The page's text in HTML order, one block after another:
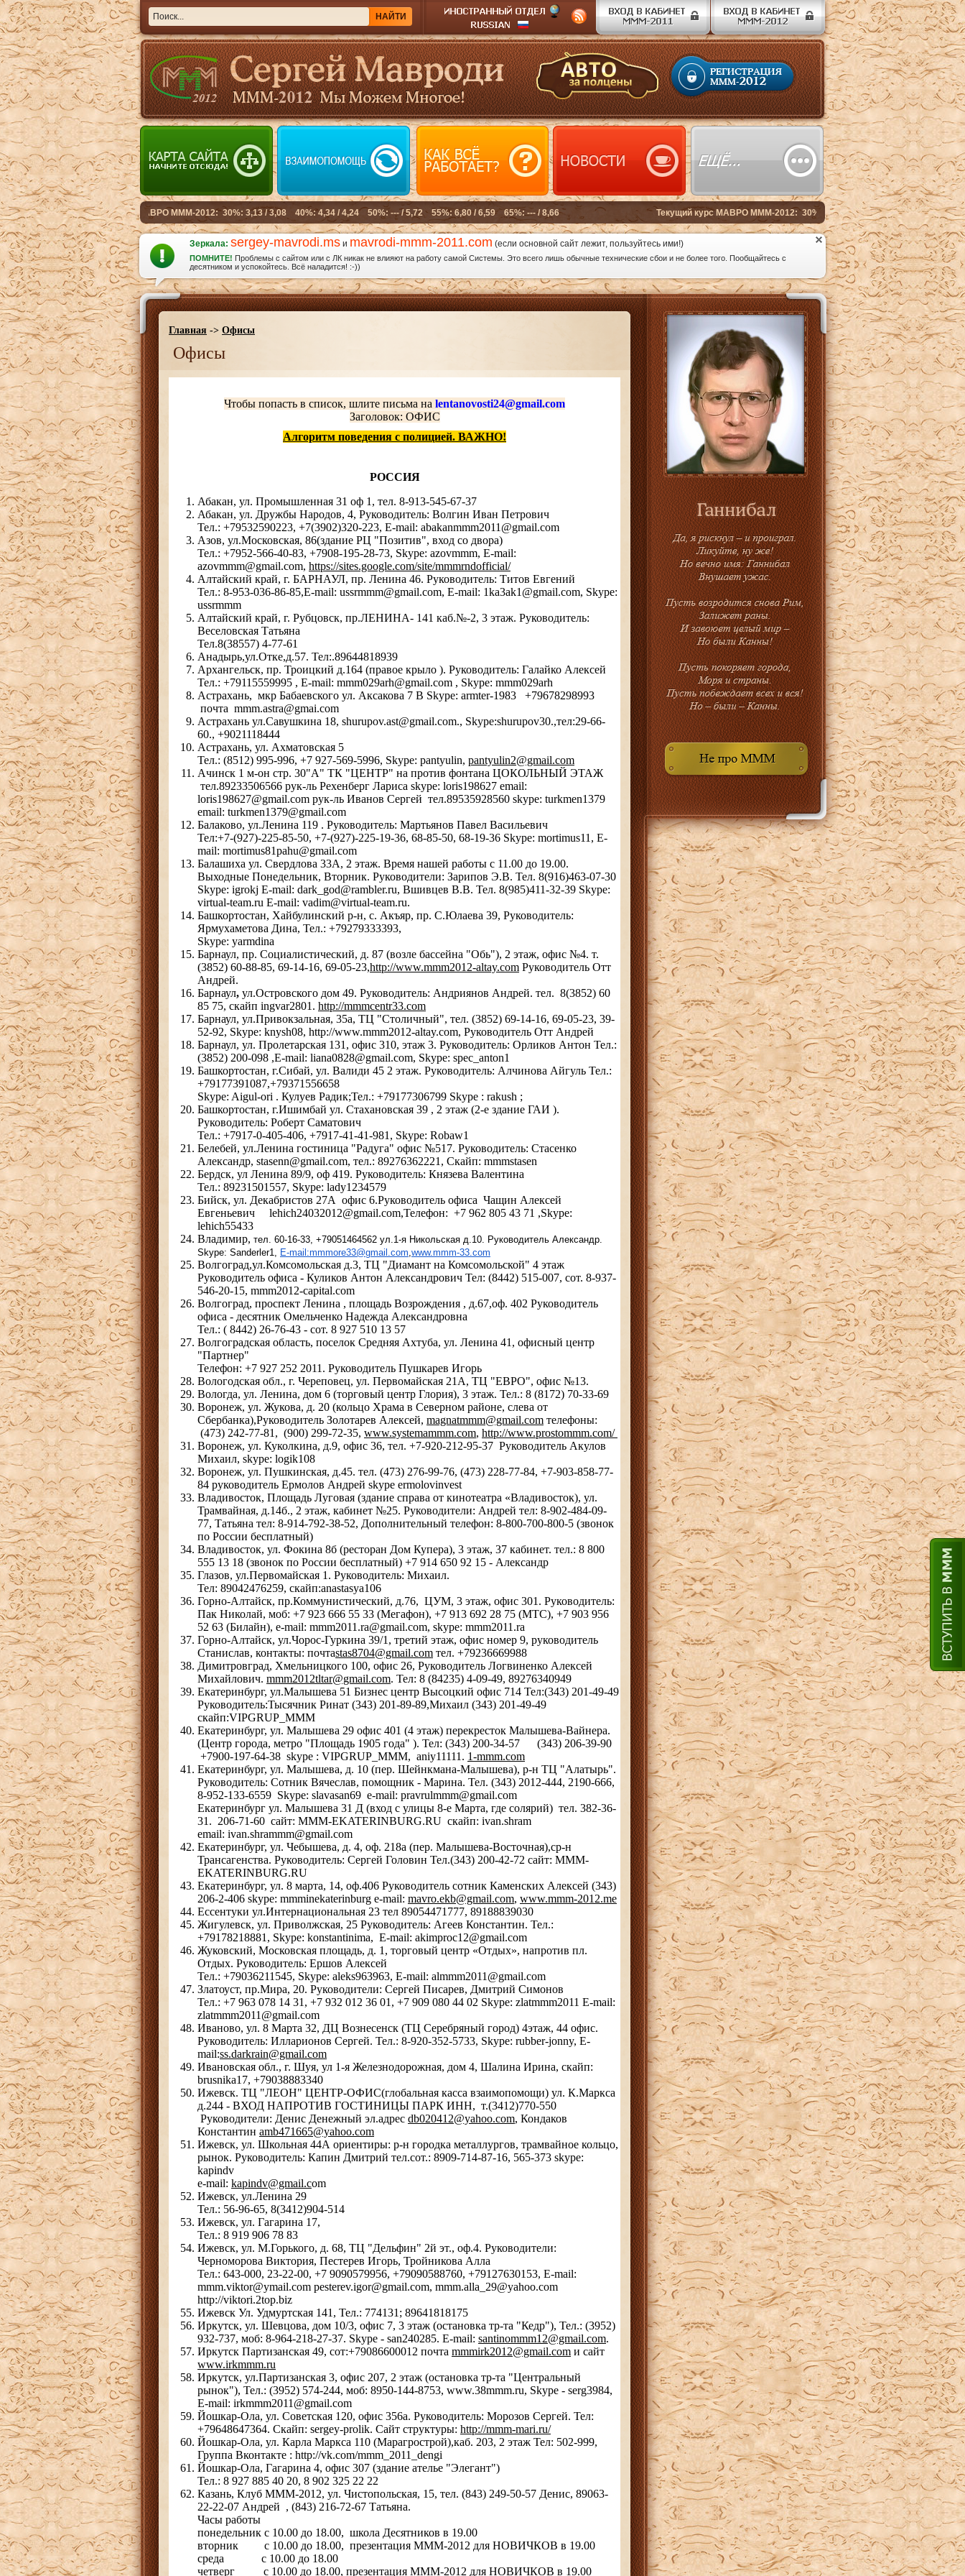
Зеркала: sergey-mavrodi.ms и mavrodi-mmm-2011.com (если основной сайт лежит, пользуйтесь ими!)
ПОМНИТЕ! Проблемы с сайтом или с ЛК никак не влияют на работу самой Системы. Это всего лишь обычные технические сбои и не более того. Пообщайтесь с
десятником и успокойтесь. Всё наладится! :-))
Главная -> Офисы
Офисы
Чтобы попасть в список, шлите письма на lentanovosti24@gmail.com
Заголовок: ОФИС
Алгоритм поведения с полицией. ВАЖНО!
РОССИЯ
Абакан, ул. Промышленная 31 оф 1, тел. 8-913-545-67-37
Абакан, ул. Дружбы Народов, 4, Руководитель: Волгин Иван Петрович
Тел.: +79532590223, +7(3902)320-223, E-mail: abakanmmm2011@gmail.com
Азов, ул.Московская, 86(здание РЦ "Позитив", вход со двора)
Тел.: +7952-566-40-83, +7908-195-28-73, Skype: azovmmm, E-mail:
azovmmm@gmail.com, https://sites.google.com/site/mmmrndofficial/
Алтайский край, г. БАРНАУЛ, пр. Ленина 46. Руководитель: Титов Евгений
Тел.: 8-953-036-86-85,E-mail: ussrmmm@gmail.com, E-mail: 1ka3ak1@gmail.com, Skype:
ussrmmm
Алтайский край, г. Рубцовск, пр.ЛЕНИНА- 141 каб.№-2, 3 этаж. Руководитель:
Веселовская Татьяна
Тел.8(38557) 4-77-61
Анадырь,ул.Отке,д.57. Тел:.89644818939
Архангельск, пр. Троицкий д.164 (правое крыло ). Руководитель: Галайко Алексей
Тел.: +79115559995 , E-mail: mmm029arh@gmail.com , Skype: mmm029arh
Астрахань, мкр Бабаевского ул. Аксакова 7 В Skype: armter-1983 +79678298993
почта mmm.astra@gmai.com
Астрахань ул.Савушкина 18, shurupov.ast@gmail.com., Skype:shurupov30.,тел:29-66-
60., +9021118444
Астрахань, ул. Ахматовская 5
Тел.: (8512) 995-996, +7 927-569-5996, Skype: pantyulin, pantyulin2@gmail.com
Ачинск 1 м-он стр. 30"А" ТК "ЦЕНТР" на против фонтана ЦОКОЛЬНЫЙ ЭТАЖ
тел.89233506566 рук-ль Рехенберг Лариса skype: loris198627 email:
loris198627@gmail.com рук-ль Иванов Сергей тел.89535928560 skype: turkmen1379
email: turkmen1379@gmail.com
Балаково, ул.Ленина 119 . Руководитель: Мартьянов Павел Васильевич
Тел:+7-(927)-225-85-50, +7-(927)-225-19-36, 68-85-50, 68-19-36 Skype: mortimus11, E-
mail: mortimus81pahu@gmail.com
Балашиха ул. Свердлова 33А, 2 этаж. Время нашей работы с 11.00 до 19.00.
Выходные Понедельник, Вторник. Руководители: Зарипов Э.В. Тел. 8(916)463-07-30
Skype: igrokj E-mail: dark_god@rambler.ru, Вшивцев В.В. Тел. 8(985)411-32-39 Skype:
virtual-team.ru E-mail: vadim@virtual-team.ru.
Башкортостан, Хайбулинский р-н, с. Акъяр, пр. С.Юлаева 39, Руководитель:
Ярмухаметова Дина, Тел.: +79279333393,
Skype: yarmdina
Барнаул, пр. Социалистический, д. 87 (возле бассейна "Обь"), 2 этаж, офис №4. т.
(3852) 60-88-85, 69-14-16, 69-05-23,http://www.mmm2012-altay.com Руководитель Отт
Андрей.
Барнаул, ул.Островского дом 49. Руководитель: Андриянов Андрей. тел. 8(3852) 60
85 75, скайп ingvar2801. http://mmmcentr33.com
Барнаул, ул.Привокзальная, 35а, ТЦ "Столичный", тел. (3852) 69-14-16, 69-05-23, 39-
52-92, Skype: knysh08, http://www.mmm2012-altay.com, Руководитель Отт Андрей
Барнаул, ул. Пролетарская 131, офис 310, этаж 3. Руководитель: Орликов Антон Тел.:
(3852) 200-098 ,E-mail: liana0828@gmail.com, Skype: spec_anton1
Башкортостан, г.Сибай, ул. Валиди 45 2 этаж. Руководитель: Алчинова Айгуль Тел.:
+79177391087,+79371556658
Skype: Aigul-ori . Кулуев Радик;Тел.: +79177306799 Skype : rakush ;
Башкортостан, г.Ишимбай ул. Стахановская 39 , 2 этаж (2-е здание ГАИ ).
Руководитель: Роберт Саматович
Тел.: +7917-0-405-406, +7917-41-41-981, Skype: Robaw1
Белебей, ул.Ленина гостиница "Радуга" офис №517. Руководитель: Стасенко
Александр, stasenn@gmail.com, тел.: 89276362221, Скайп: mmmstasen
Бердск, ул Ленина 89/9, оф 419. Руководитель: Князева Валентина
Тел.: 89231501557, Skype: lady1234579
Бийск, ул. Декабристов 27А офис 6.Руководитель офиса Чащин Алексей
Евгеньевич lehich24032012@gmail.com,Телефон: +7 962 805 43 71 ,Skype:
lehich55433
Владимир, тел. 60-16-33, +79051464562 ул.1-я Никольская д.10. Руководитель Александр.
Skype: Sanderler1, E-mail:mmmore33@gmail.com,www.mmm-33.com
Волгоград,ул.Комсомольская д.3, ТЦ "Диамант на Комсомольской" 4 этаж
Руководитель офиса - Куликов Антон Александрович Тел: (8442) 515-007, сот. 8-937-
546-20-15, mmm2012-capital.com
Волгоград, проспект Ленина , площадь Возрождения , д.67,оф. 402 Руководитель
офиса - десятник Омельченко Надежда Александровна
Тел.: ( 8442) 26-76-43 - сот. 8 927 510 13 57
Волгоградская область, поселок Средняя Ахтуба, ул. Ленина 41, офисный центр
"Партнер"
Телефон: +7 927 252 2011. Руководитель Пушкарев Игорь
Вологодская обл., г. Череповец, ул. Первомайская 21А, ТЦ "ЕВРО", офис №13.
Вологда, ул. Ленина, дом 6 (торговый центр Глория), 3 этаж. Тел.: 8 (8172) 70-33-69
Воронеж, ул. Жукова, д. 20 (кольцо Храма в Северном районе, слева от
Сбербанка),Руководитель Золотарев Алексей, magnatmmm@gmail.com телефоны:
(473) 242-77-81, (900) 299-72-35, www.systemammm.com, http://www.prostommm.com/
Воронеж, ул. Куколкина, д.9, офис 36, тел. +7-920-212-95-37 Руководитель Акулов
Михаил, skype: logik108
Воронеж, ул. Пушкинская, д.45. тел. (473) 276-99-76, (473) 228-77-84, +7-903-858-77-
84 руководитель Ермолов Андрей skype ermolovinvest
Владивосток, Площадь Луговая (здание справа от кинотеатра «Владивосток), ул.
Трамвайная, д.14б., 2 этаж, кабинет №25. Руководители: Андрей тел: 8-902-484-09-
77, Татьяна тел: 8-914-792-38-52, Дополнительный телефон: 8-800-700-800-5 (звонок
по России бесплатный)
Владивосток, ул. Фокина 8б (ресторан Дом Купера), 3 этаж, 37 кабинет. тел.: 8 800
555 13 18 (звонок по России бесплатный) +7 914 650 92 15 - Александр
Глазов, ул.Первомайская 1. Руководитель: Михаил.
Тел: 89042476259, скайп:anastasya106
Горно-Алтайск, пр.Коммунистический, д.76, ЦУМ, 3 этаж, офис 301. Руководитель:
Пак Николай, моб: +7 923 666 55 33 (Мегафон), +7 913 692 28 75 (МТС), +7 903 956
52 63 (Билайн), e-mail: mmm2011.ra@gmail.com, skype: mmm2011.ra
Горно-Алтайск, ул.Чорос-Гуркина 39/1, третий этаж, офис номер 9, руководитель
Станислав, контакты: почтаstas8704@gmail.com тел. +79236669988
Димитровград, Хмельницкого 100, офис 26, Руководитель Логвиненко Алексей
Михайлович. mmm2012tltar@gmail.com. Тел: 8 (84235) 4-09-49, 89276340949
Екатеринбург, ул.Малышева 51 Бизнес центр Высоцкий офис 714 Тел:(343) 201-49-49
Руководитель:Тысячник Ринат (343) 201-89-89,Михаил (343) 201-49-49
скайп:VIPGRUP_MMM
Екатеринбург, ул. Малышева 29 офис 401 (4 этаж) перекресток Малышева-Вайнера.
(Центр города, метро "Площадь 1905 года" ). Тел: (343) 200-34-57 (343) 206-39-90
+7900-197-64-38 skype : VIPGRUP_MMM, aniy11111. 1-mmm.com
Екатеринбург, ул. Малышева, д. 10 (пер. Шейнкмана-Малышева), р-н ТЦ "Алатырь".
Руководитель: Сотник Вячеслав, помощник - Марина. Тел. (343) 2012-444, 2190-666,
8-952-133-6559 Skype: slavasan69 e-mail: pravrulmmm@gmail.com
Екатеринбург ул. Малышева 31 Д (вход с улицы 8-е Марта, где солярий) тел. 382-36-
31. 206-71-60 сайт: MMM-EKATERINBURG.RU скайп: ivan.shram
email: ivan.shrammm@gmail.com
Екатеринбург, ул. Чебышева, д. 4, оф. 218а (пер. Малышева-Восточная),ср-н
Трансагенства. Руководитель: Сергей Головин Тел.(343) 200-42-72 сайт: MMM-
EKATERINBURG.RU
Екатеринбург, ул. 8 марта, 14, оф.406 Руководитель сотник Каменских Алексей (343)
206-2-406 skype: mmminekaterinburg e-mail: mavro.ekb@gmail.com, www.mmm-2012.me
Ессентуки ул.Интернациональная 23 тел 89054471777, 89188839030
Жигулевск, ул. Приволжская, 25 Руководитель: Агеев Константин. Тел.:
+79178218881, Skype: konstantinima, E-mail: akimproc12@gmail.com
Жуковский, Московская площадь, д. 1, торговый центр «Отдых», напротив пл.
Отдых. Руководитель: Ершов Алексей
Тел.: +79036211545, Skype: aleks963963, E-mail: almmm2011@gmail.com
Златоуст, пр.Мира, 20. Руководители: Сергей Писарев, Дмитрий Симонов
Тел.: +7 963 078 14 31, +7 932 012 36 01, +7 909 080 44 02 Skype: zlatmmm2011 E-mail:
zlatmmm2011@gmail.com
Иваново, ул. 8 Марта 32, ДЦ Вознесенск (ТЦ Серебряный город) 4этаж, 44 офис.
Руководитель: Илларионов Сергей. Тел.: 8-920-352-5733, Skype: rubber-jonny, E-
mail:ss.darkrain@gmail.com
Ивановская обл., г. Шуя, ул 1-я Железнодорожная, дом 4, Шалина Ирина, скайп:
brusnika17, +79038883340
Ижевск. ТЦ "ЛЕОН" ЦЕНТР-ОФИС(глобальная касса взаимопомощи) ул. К.Маркса
д.244 - ВХОД НАПРОТИВ ГОСТИНИЦЫ ПАРК ИНН, т.(3412)770-550
Руководители: Денис Денежный эл.адрес db020412@yahoo.com, Кондаков
Константин amb471665@yahoo.com
Ижевск, ул. Школьная 44А ориентиры: р-н городка металлургов, трамвайное кольцо,
рынок. Руководитель: Капин Дмитрий тел.сот.: 8909-714-87-16, 565-373 skype:
kapindv
e-mail: kapindv@gmail.com
Ижевск, ул.Ленина 29
Тел.: 56-96-65, 8(3412)904-514
Ижевск, ул. Гагарина 17,
Тел.: 8 919 906 78 83
Ижевск, ул. М.Горького, д. 68, ТЦ "Дельфин" 2й эт., оф.4. Руководители:
Черноморова Виктория, Пестерев Игорь, Тройникова Алла
Тел.: 643-000, 23-22-00, +7 9090579956, +79090588760, +79127630153, E-mail:
mmm.viktor@ymail.com pesterev.igor@gmail.com, mmm.alla_29@yahoo.com
http://viktori.2top.biz
Ижевск Ул. Удмуртская 141, Тел.: 774131; 89641818175
Иркутск, ул. Шевцова, дом 10/3, офис 7, 3 этаж (остановка тр-та "Кедр"), Тел.: (3952)
932-737, моб: 8-964-218-27-37. Skype - san240285. E-mail: santinommm12@gmail.com.
Иркутск Партизанская 49, сот:+79086600012 почта mmmirk2012@gmail.com и сайт
www.irkmmm.ru
Иркутск, ул.Партизанская 3, офис 207, 2 этаж (остановка тр-та "Центральный
рынок"), Тел.: (3952) 574-244, моб: 8950-144-8753, www.38mmm.ru, Skype - serg3984,
E-mail: irkmmm2011@gmail.com
Йошкар-Ола, ул. Советская 120, офис 356а. Руководитель: Морозов Сергей. Тел:
+79648647364. Скайп: sergey-prolik. Сайт структуры: http://mmm-mari.ru/
Йошкар-Ола, ул. Карла Маркса 110 (Марагрострой),каб. 203, 2 этаж Тел: 502-999,
Группа Вконтакте : http://vk.com/mmm_2011_dengi
Йошкар-Ола, Гагарина 4, офис 307 (здание ателье "Элегант")
Тел.: 8 927 885 40 20, 8 902 325 22 22
Казань, Клуб МММ-2012, ул. Чистопольская, 15, тел. (843) 249-50-57 Денис, 89063-
22-22-07 Андрей , (843) 216-72-67 Татьяна.
Часы работы
понедельник с 10.00 до 18.00, школа Десятников в 19.00
вторник с 10.00 до 18.00, презентация МММ-2012 для НОВИЧКОВ в 19.00
среда с 10.00 до 18.00
четверг с 10.00 до 18.00, презентация МММ-2012 для НОВИЧКОВ в 19.00